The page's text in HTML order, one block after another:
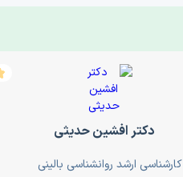
دکتر افشین حدیثی
کارشناسی ارشد روانشناسی بالینی